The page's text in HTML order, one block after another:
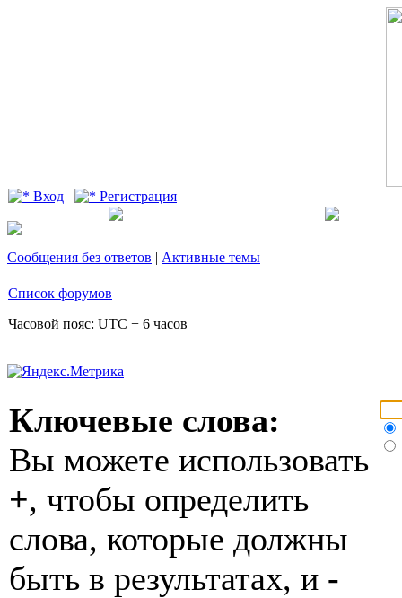
Вход Регистрация
Сообщения без ответов | Активные темы
Список форумов
Часовой пояс: UTC + 6 часов
Ключевые слова:
Вы можете использовать
+, чтобы определить
слова, которые должны
быть в результатах, и -